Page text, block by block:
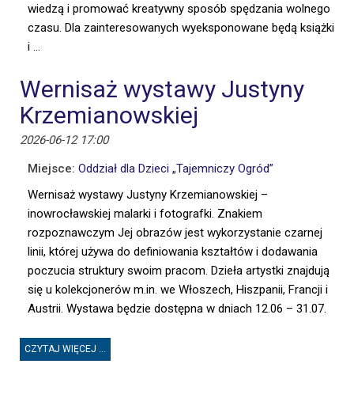
wiedzą i promować kreatywny sposób spędzania wolnego
czasu. Dla zainteresowanych wyeksponowane będą książki
i …
Wernisaż wystawy Justyny
Krzemianowskiej
2026-06-12 17:00
Miejsce: Oddział dla Dzieci „Tajemniczy Ogród”
Wernisaż wystawy Justyny Krzemianowskiej –
inowrocławskiej malarki i fotografki. Znakiem
rozpoznawczym Jej obrazów jest wykorzystanie czarnej
linii, której używa do definiowania kształtów i dodawania
poczucia struktury swoim pracom. Dzieła artystki znajdują
się u kolekcjonerów m.in. we Włoszech, Hiszpanii, Francji i
Austrii. Wystawa będzie dostępna w dniach 12.06 – 31.07.
CZYTAJ WIĘCEJ ...